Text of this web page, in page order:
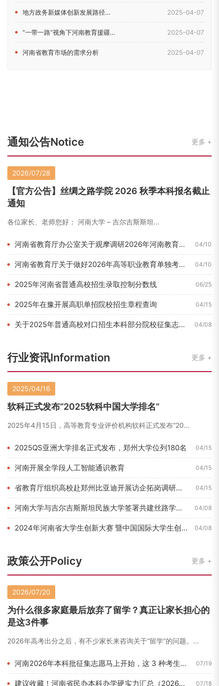
地方政务新媒体创新发展路径研究——以河南省教育厅新媒体为例 2025-04-07
“一带一路”视角下河南教育援疆问题研究 2025-04-07
河南省教育市场的需求分析 2025-04-07
通知公告Notice 更多
2026/07/28
【官方公告】丝绸之路学院 2026 秋季本科报名截止
通知
各位家长、老师您好： 河南大学 – 吉尔吉斯斯坦...
河南省教育厅办公室关于观摩调研2026年河南教育博览会的通知... 04/10
河南省教育厅关于做好2026年高等职业教育单独考试招生和技能... 04/10
2025年河南省普通高校招生录取控制分数线 06/25
2025年在豫开展高职单招院校招生章程查询 04/15
关于2025年普通高校对口招生本科部分院校征集志愿的通知 04/08
行业资讯Information 更多
2025/04/16
软科正式发布“2025软科中国大学排名”
2025年4月15日，高等教育专业评价机构软科正式发布“20...
2025QS亚洲大学排名正式发布，郑州大学位列180名 04/15
河南开展全学段人工智能通识教育 04/15
省教育厅组织高校赴郑州比亚迪开展访企拓岗调研活动 04/15
河南大学与吉尔吉斯斯坦民族大学签署共建丝路学院合作协议 04/08
2024年河南省大学生创新大赛 暨中国国际大学生创新大赛河南... 04/08
政策公开Policy 更多
2026/07/20
为什么很多家庭最后放弃了留学？真正让家长担心的
是这3件事
2026年高考出分之后，有不少家长来咨询关于“留学”的问题。...
河南2026年本科批征集志愿马上开始，这 3 种考生最容易捡... 07/19
建议收藏！河南省民办本科办学硬实力汇总（2026年7月最新数... 07/18